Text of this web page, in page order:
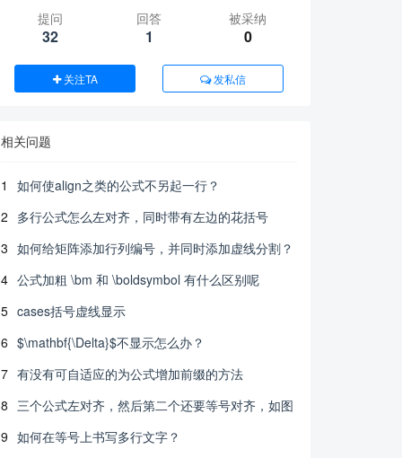
提问
32
回答
1
被采纳
0
关注TA 发私信
相关问题
1
如何使align之类的公式不另起一行？
2 多行公式怎么左对齐，同时带有左边的花括号
3 如何给矩阵添加行列编号，并同时添加虚线分割？
4 公式加粗 \bm 和 \boldsymbol 有什么区别呢
5 cases括号虚线显示
6 $\mathbf{\Delta}$不显示怎么办？
7 有没有可自适应的为公式增加前缀的方法
8 三个公式左对齐，然后第二个还要等号对齐，如图
9 如何在等号上书写多行文字？